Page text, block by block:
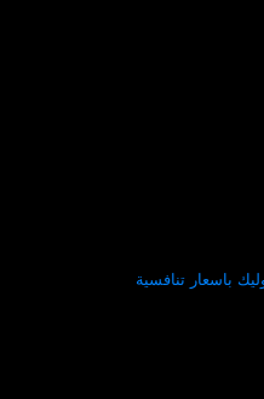
باسعار تنافسية